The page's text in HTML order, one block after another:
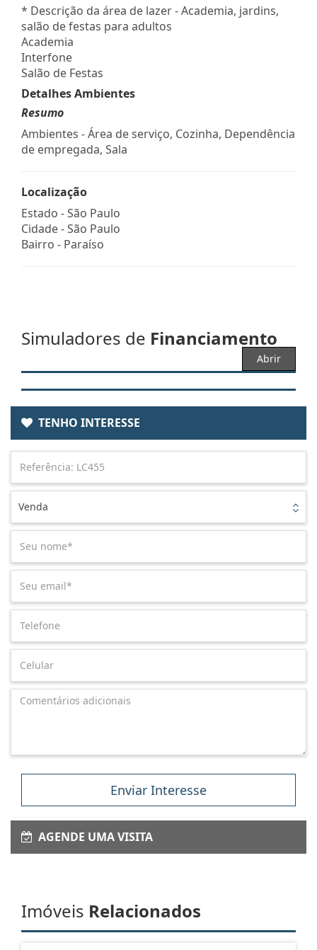
* Descrição da área de lazer - Academia, jardins,
salão de festas para adultos
Academia
Interfone
Salão de Festas
Detalhes Ambientes
Resumo
Ambientes - Área de serviço, Cozinha, Dependência
de empregada, Sala
Localização
Estado -São Paulo
Cidade -São Paulo
Bairro - Paraíso
Simuladores de Financiamento
Abrir
TENHO INTERESSE
Venda
Enviar Interesse
AGENDE UMA VISITA
Imóveis Relacionados